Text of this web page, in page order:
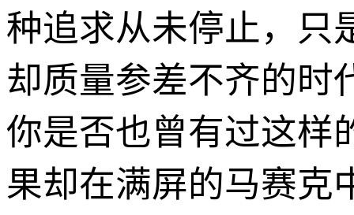
种追求从未停止，只
却质量参差不齐的时
你是否也曾有过这样
果却在满屏的马赛克